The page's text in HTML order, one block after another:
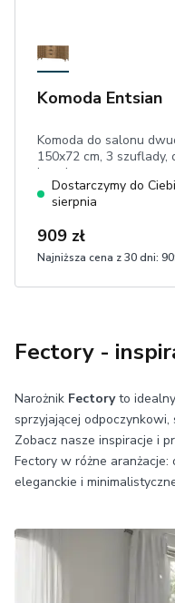
Komoda Entsian
Komoda do salonu
150x72 cm, 3 szuflady,
lamele
Dostarczymy do
sierpnia
909 zł
Najniższa cena z 30 dni:
Fectory -
Narożnik Fectoryto
sprzyjającej
Zobacz nasze inspiracje i
Fectory w różne
eleganckie i